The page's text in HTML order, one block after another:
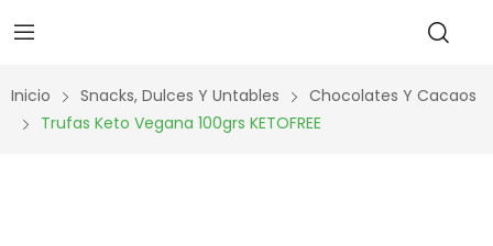
Inicio Snacks, Dulces Y Untables
Chocolates Y Cacaos
Trufas Keto Vegana 100grs KETOFREE